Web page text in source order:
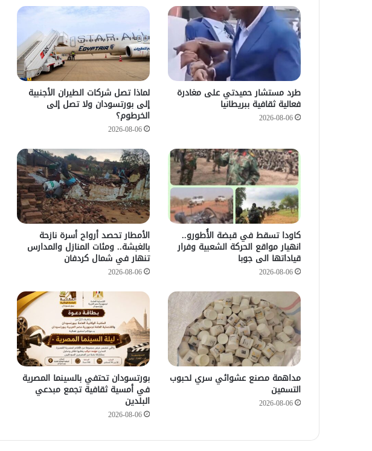
طرد مستشار حميدتي على مغادرة
فعالية ثقافية ببريطانيا
2026-08-06
لماذا تصل شركات الطيران الأجنبية
إلى بورتسودان ولا تصل إلى
الخرطوم؟
2026-08-06
كاودا تسقط في قبضة الأُطورو..
انهيار مواقع الحركة الشعبية وفرار
قياداتها الى جوبا
2026-08-06
الأمطار تحصد أرواح أسرة نازحة
بالغبشة.. ومئات المنازل والمدارس
تنهار في شمال كردفان
2026-08-06
مداهمة مصنع عشوائي سري لحبوب
التسمين
2026-08-06
بورتسودان تحتفي بالسينما المصرية
في أمسية ثقافية تجمع مبدعي
البلدين
2026-08-06